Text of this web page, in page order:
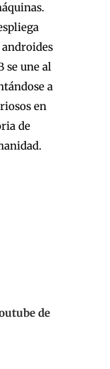
androides
se une al
a
en
de
de